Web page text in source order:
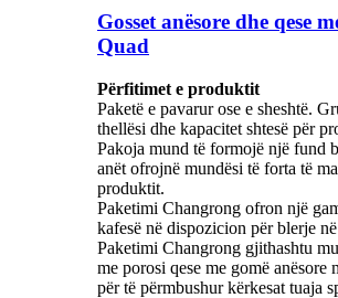
Gosset anësore dhe qese
Quad
Përfitimet e produktit
Paketë e pavarur ose e sheshtë.
thellësi dhe kapacitet shtesë për
Pakoja mund të formojë një fund
anët ofrojnë mundësi të forta të
produktit.
Paketimi Changrong ofron një
kafesë në dispozicion për blerje
Paketimi Changrong gjithashtu
me porosi qese me gomë anësore
për të përmbushur kërkesat tuaja